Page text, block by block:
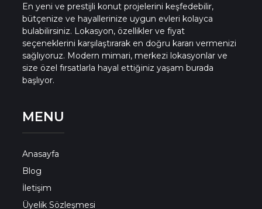
En yeni ve prestijli konut projelerini keşfedebilir,
bütçenize ve hayallerinize uygun evleri kolayca
bulabilirsiniz. Lokasyon, özellikler ve fiyat
seçeneklerini karşılaştırarak en doğru kararı vermenizi
sağlıyoruz. Modern mimari, merkezi lokasyonlar ve
size özel fırsatlarla hayal ettiğiniz yaşam burada
başlıyor.
MENU
Anasayfa
Blog
İletişim
Üyelik Sözleşmesi